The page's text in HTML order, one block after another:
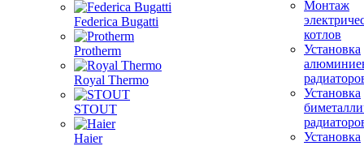
Federica Bugatti
Protherm
Royal Thermo
STOUT
Haier
Монтаж
котлов
Установка
Установка
Установка